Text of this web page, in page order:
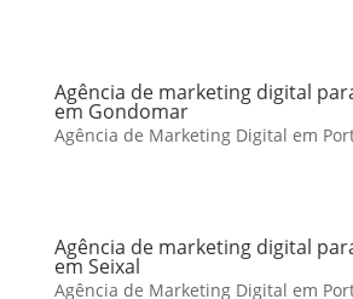
Agência de marketing digital
em Gondomar
Agência de Marketing Digital em
Agência de marketing digital
em Seixal
Agência de Marketing Digital em